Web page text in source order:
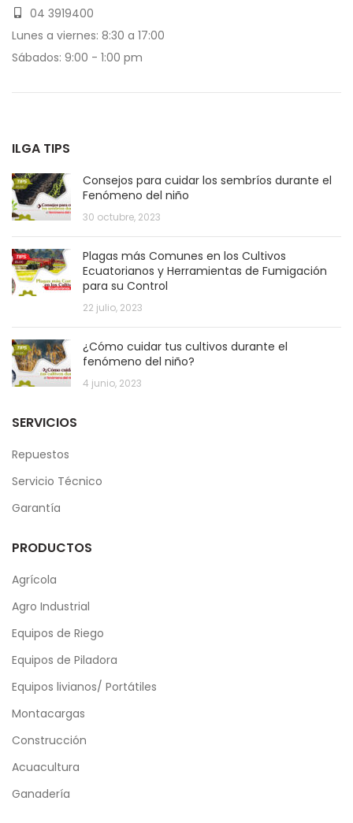
04 3919400
Lunes a viernes: 8:30 a 17:00
Sábados: 9:00 - 1:00 pm
ILGA TIPS
Consejos para cuidar los sembríos durante el
Fenómeno del niño
30 octubre, 2023
Plagas más Comunes en los Cultivos
Ecuatorianos y Herramientas de Fumigación
para su Control
22 julio, 2023
¿Cómo cuidar tus cultivos durante el
fenómeno del niño?
4 junio, 2023
SERVICIOS
Repuestos
Servicio Técnico
Garantía
PRODUCTOS
Agrícola
Agro Industrial
Equipos de Riego
Equipos de Piladora
Equipos livianos/ Portátiles
Montacargas
Construcción
Acuacultura
Ganadería